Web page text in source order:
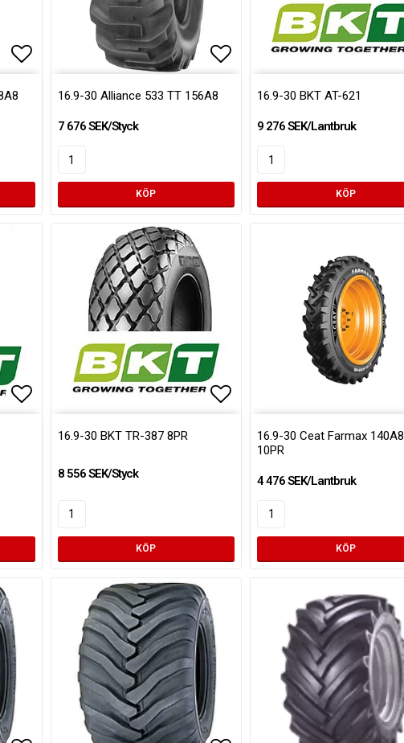
Lägg till i favoritlistan
16.9-30 Alliance 533 TT 156A8
7 676 SEK/Styck
KÖP
16.9-30 BKT AT-621
9 276 SEK/Lantbruk
KÖP
16.9-30 BKT TR-387 8PR
8 556 SEK/Styck
KÖP
16.9-30 Ceat Farmax 140A8
10PR
4 476 SEK/Lantbruk
KÖP